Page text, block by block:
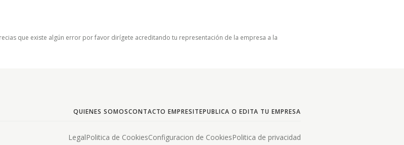
que existe algún error por favor dirígete acreditando tu representación de la empresa a la
QUIENES SOMOSCONTACTO EMPRESITEPUBLICA O EDITA TU EMPRESA
LegalPolitica de CookiesConfiguracion de CookiesPolitica de privacidad